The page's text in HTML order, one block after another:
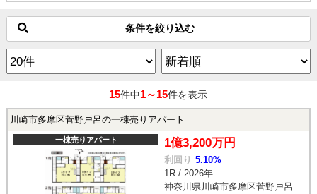
条件を絞り込む
15件中1～15件を表示
川崎市多摩区菅野戸呂の一棟売りアパート
一棟売りアパート 1億3,200万円
利回り 5.10%
1R / 2026年
神奈川県川崎市多摩区菅野戸呂